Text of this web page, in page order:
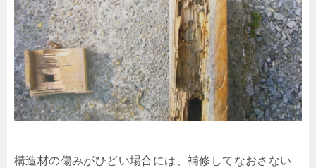
構造材の傷みがひどい場合には、補修してなおさない